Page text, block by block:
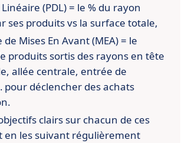
(PDL) = le % du rayon
ses produits vs la surface totale,
Mises En Avant (MEA) = le
produits sortis des rayons en tête
allée centrale, entrée de
pour déclencher des achats
clairs sur chacun de ces
en les suivant régulièrement